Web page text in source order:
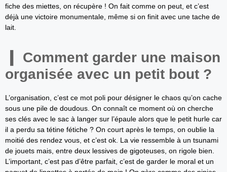
fiche des miettes, on récupère ! On fait comme on peut, et c’est
déjà une victoire monumentale, même si on finit avec une tache de
lait.
Comment garder une maison
organisée avec un petit bout ?
L’organisation, c’est ce mot poli pour désigner le chaos qu’on cache
sous une pile de doudous. On connaît ce moment où on cherche
ses clés avec le sac à langer sur l’épaule alors que le petit hurle car
il a perdu sa tétine fétiche ? On court après le temps, on oublie la
moitié des rendez vous, et c’est ok. La vie ressemble à un tsunami
de jouets mais, entre deux lessives de gigoteuses, on rigole bien.
L’important, c’est pas d’être parfait, c’est de garder le moral et un